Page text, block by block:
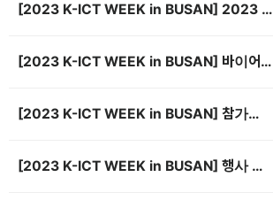
[2023 K-ICT WEEK in BUSAN] 2023 SW테스팅 프랙티스 세미나
[2023 K-ICT WEEK in BUSAN] 바이어 상담회를 개최합니다! (~8.30 수, 추가 모집중)
[2023 K-ICT WEEK in BUSAN] 참가업체 기술설명회 참가 신청! (모집 마감)
[2023 K-ICT WEEK in BUSAN] 행사 안내 브로슈어